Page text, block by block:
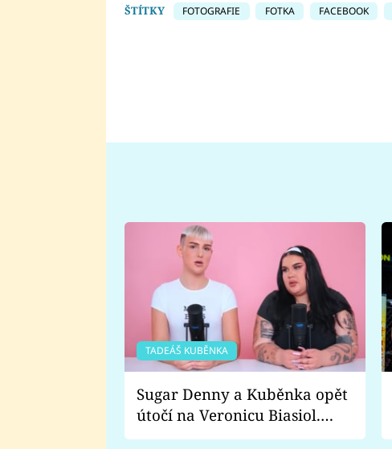
ŠTÍTKY FOTOGRAFIE FOTKA FACEBOOK
TADEÁŠ KUBĚNKA
Sugar Denny a Kuběnka opět
útočí na Veronicu Biasiol.
Proč je podle nich falešná a